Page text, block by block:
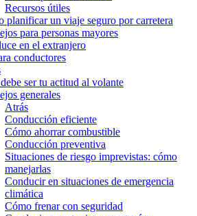
Recursos útiles
planificar un viaje seguro por carretera
para personas mayores
en el extranjero
conductores
ser tu actitud al volante
generales
Atrás
Conducción eficiente
Cómo ahorrar combustible
Conducción preventiva
Situaciones de riesgo imprevistas: cómo
manejarlas
Conducir en situaciones de emergencia
climática
Cómo frenar con seguridad